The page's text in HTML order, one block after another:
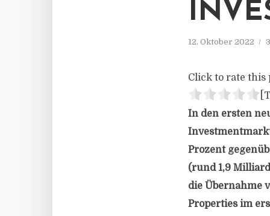
12. Oktober 2022
Click to rate this
In den ersten
Prozent
(rund 1,9
die Übernahme
Properties im